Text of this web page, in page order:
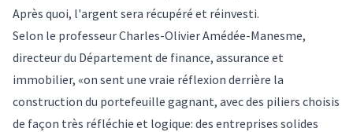
Après quoi, l'argent sera récupéré et réinvesti.
Selon le professeur Charles-Olivier Amédée-Manesme,
directeur du Département de finance, assurance et
immobilier, «on sent une vraie réflexion derrière la
construction du portefeuille gagnant, avec des piliers choisis
de façon très réfléchie et logique: des entreprises solides